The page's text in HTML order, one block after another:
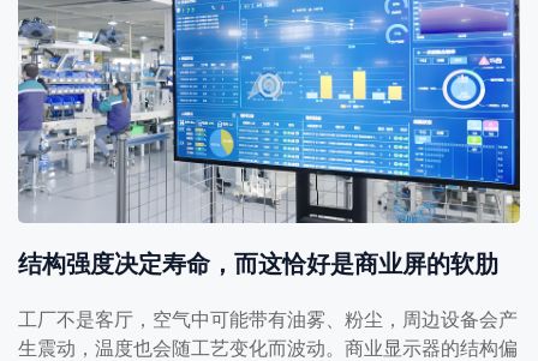
结构强度决定寿命，而这恰好是商业屏的软肋
工厂不是客厅，空气中可能带有油雾、粉尘，周边设备会产
生震动，温度也会随工艺变化而波动。商业显示器的结构偏